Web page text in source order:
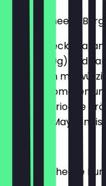
Brioche Cheese
Der schmeckt
(125g / 250g) und
zusammen mit
frischen Tomaten
leckeren Brioche
cremiger
Veganer Cheese